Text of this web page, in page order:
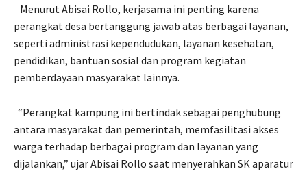
Menurut Abisai Rollo, kerjasama ini penting karena
perangkat desa bertanggung jawab atas berbagai layanan,
seperti administrasi kependudukan, layanan kesehatan,
pendidikan, bantuan sosial dan program kegiatan
pemberdayaan masyarakat lainnya.
“Perangkat kampung ini bertindak sebagai penghubung
antara masyarakat dan pemerintah, memfasilitasi akses
warga terhadap berbagai program dan layanan yang
dijalankan,” ujar Abisai Rollo saat menyerahkan SK aparatur